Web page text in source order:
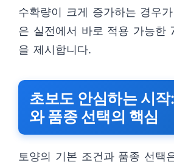
수확량이 크게 증가하는 경우
은 실전에서 바로 적용 가능한
을 제시합니다.
초보도 안심하는 시작
와 품종 선택의 핵심
토양의 기본 조건과 품종 선택